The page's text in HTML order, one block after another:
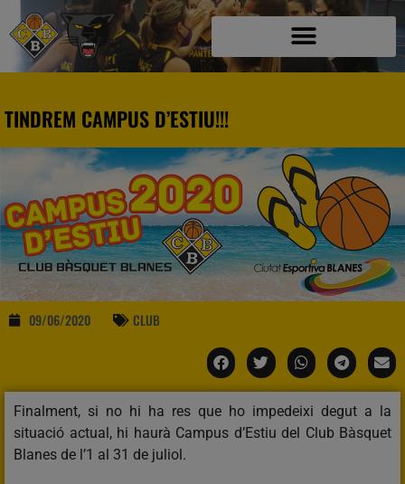
TINDREM CAMPUS D’ESTIU!!!
09/06/2020 CLUB
Finalment, si no hi ha res que ho impedeixi degut a la
situació actual, hi haurà Campus d’Estiu del Club Bàsquet
Blanes de l’1 al 31 de juliol.